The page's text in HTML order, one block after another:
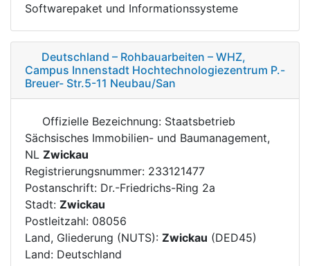
Softwarepaket und Informationssysteme
Deutschland – Rohbauarbeiten – WHZ,
Campus Innenstadt Hochtechnologiezentrum P.-
Breuer- Str.5-11 Neubau/San
Offizielle Bezeichnung: Staatsbetrieb
Sächsisches Immobilien- und Baumanagement,
NL Zwickau
Registrierungsnummer: 233121477
Postanschrift: Dr.-Friedrichs-Ring 2a
Stadt: Zwickau
Postleitzahl: 08056
Land, Gliederung (NUTS): Zwickau (DED45)
Land: Deutschland